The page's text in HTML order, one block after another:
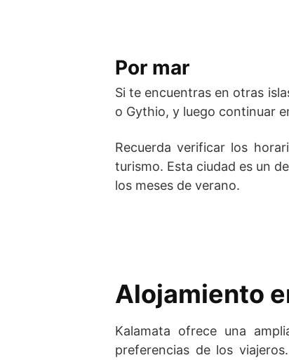
Por mar
Si te encuentras en otras
o Gythio, y luego continuar
Recuerda verificar los
turismo. Esta ciudad es un
los meses de verano.
Alojamiento
Kalamata ofrece una
preferencias de los